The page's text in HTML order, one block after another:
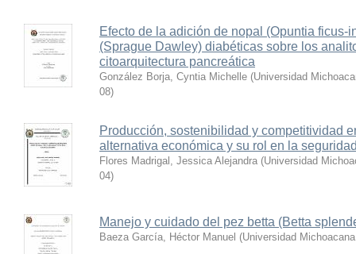
Efecto de la adición de nopal (Opuntia ficus-
(Sprague Dawley) diabéticas sobre los
citoarquitectura pancreática
González Borja, Cyntia Michelle (Universidad
08)
Producción, sostenibilidad y competitividad
alternativa económica y su rol en la
Flores Madrigal, Jessica Alejandra (Universidad
04)
Manejo y cuidado del pez betta (Betta
Baeza García, Héctor Manuel (Universidad